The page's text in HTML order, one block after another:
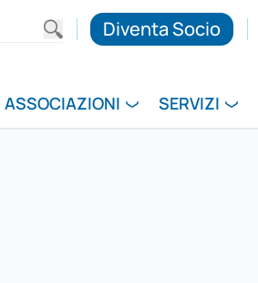
Diventa Socio
ASSOCIAZIONI SERVIZI